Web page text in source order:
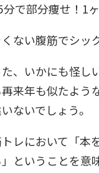
分で部分痩せ！1
くない腹筋でシッ
、いかにも怪し
来年も似たよう
ないでしょう。
レにおいて「本
ということを意